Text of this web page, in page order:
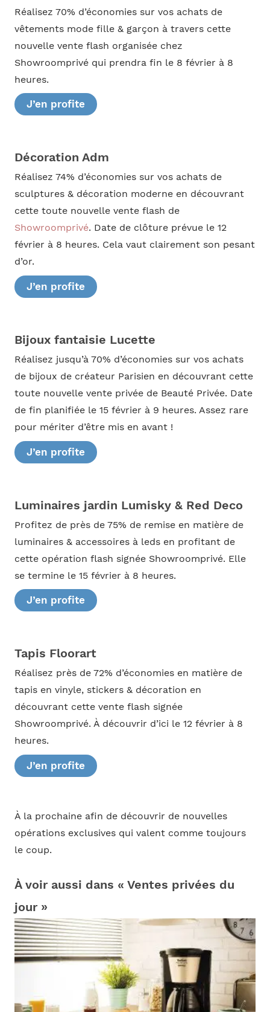
Réalisez 70% d’économies sur vos achats de
vêtements mode fille & garçon à travers cette
nouvelle vente flash organisée chez
Showroomprivé qui prendra fin le 8 février à 8
heures.
J’en profite
Décoration Adm
Réalisez 74% d’économies sur vos achats de
sculptures & décoration moderne en découvrant
cette toute nouvelle vente flash de
Showroomprivé. Date de clôture prévue le 12
février à 8 heures. Cela vaut clairement son pesant
d’or.
J’en profite
Bijoux fantaisie Lucette
Réalisez jusqu’à 70% d’économies sur vos achats
de bijoux de créateur Parisien en découvrant cette
toute nouvelle vente privée de Beauté Privée. Date
de fin planifiée le 15 février à 9 heures. Assez rare
pour mériter d’être mis en avant !
J’en profite
Luminaires jardin Lumisky & Red Deco
Profitez de près de 75% de remise en matière de
luminaires & accessoires à leds en profitant de
cette opération flash signée Showroomprivé. Elle
se termine le 15 février à 8 heures.
J’en profite
Tapis Floorart
Réalisez près de 72% d’économies en matière de
tapis en vinyle, stickers & décoration en
découvrant cette vente flash signée
Showroomprivé. À découvrir d’ici le 12 février à 8
heures.
J’en profite
À la prochaine afin de découvrir de nouvelles
opérations exclusives qui valent comme toujours
le coup.
À voir aussi dans « Ventes privées du
jour »